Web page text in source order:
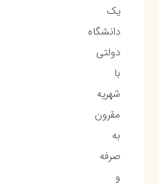
یک
دانشگاه
دولتی
با
شهریه
مقرون
به
صرفه
و